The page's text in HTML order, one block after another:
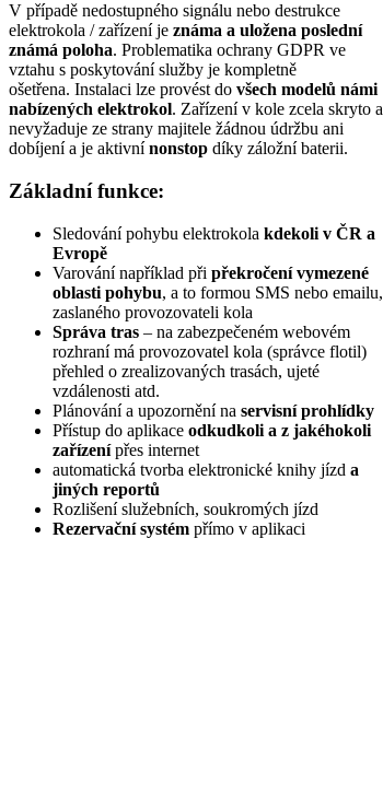
V případě nedostupného signálu nebo destrukce
elektrokola / zařízení je známa a uložena poslední
známá poloha. Problematika ochrany GDPR ve
vztahu s poskytování služby je kompletně
ošetřena. Instalaci lze provést do všech modelů námi
nabízených elektrokol. Zařízení v kole zcela skryto a
nevyžaduje ze strany majitele žádnou údržbu ani
dobíjení a je aktivnínonstop díky záložní baterii.
Základní funkce:
Sledování pohybu elektrokola kdekoli v ČR a
Evropě
Varování například při překročení vymezené
oblasti pohybu, a to formou SMS nebo emailu,
zaslaného provozovateli kola
Správa tras – na zabezpečeném webovém
rozhraní má provozovatel kola (správce flotil)
přehled o zrealizovaných trasách, ujeté
vzdálenosti atd.
Plánování a upozornění na servisní prohlídky
Přístup do aplikace odkudkoli a z jakéhokoli
zařízenípřes internet
automatická tvorba elektronické knihy jízd a
jiných reportů
Rozlišení služebních, soukromých jízd
Rezervační systém přímo v aplikaci